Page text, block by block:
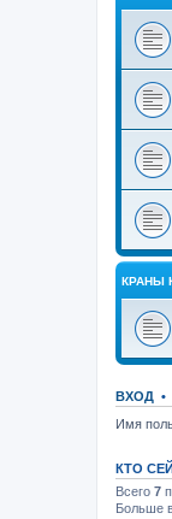
КРАНЫ
ВХОД •
Имя
КТО
Всего 7
Больше